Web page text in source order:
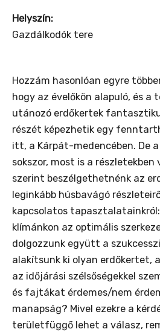
Helyszín:
Gazdálkodók tere
Hozzám hasonlóan egyre
hogy az évelőkön alapuló, és a
utánozó erdőkertek
részét képezhetik egy
itt, a Kárpát-medencében. De
sokszor, most is a részletekben
szerint beszélgethetnénk az
leginkább húsbavágó
kapcsolatos tapasztalatainkról:
klímánkon az optimális
dolgozzunk együtt a
alakítsunk ki olyan erdőkertet,
az időjárási szélsőségekkel
és fajtákat érdemes/nem
manapság? Mivel ezekre a
területfüggő lehet a válasz,